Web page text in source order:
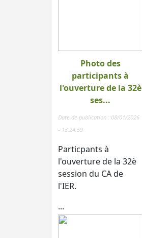
Photo des
participants à
l'ouverture de la 32è
ses...
Date de publication : 08/01/2026
- 13:24:59
Particpants à
l'ouverture de la 32è
session du CA de
l'IER.
...